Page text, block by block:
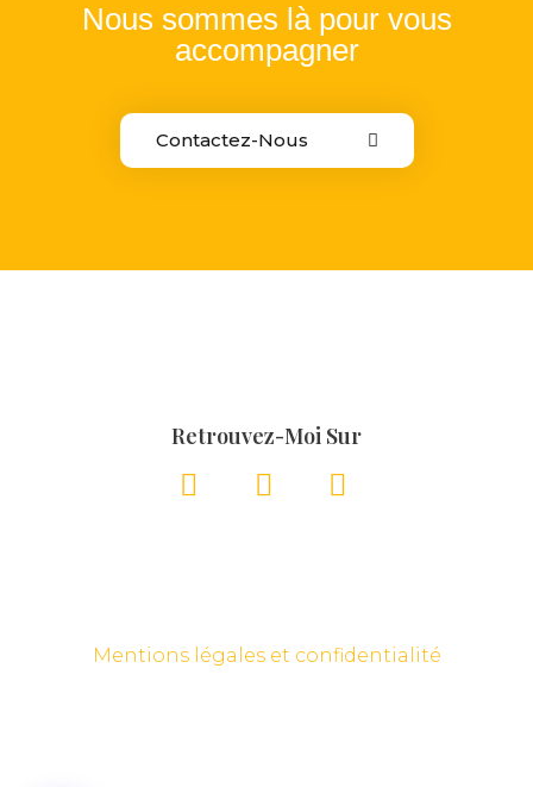
Nous sommes là pour vous
accompagner
Contactez-Nous
Retrouvez-Moi Sur
Mentions légales et confidentialité